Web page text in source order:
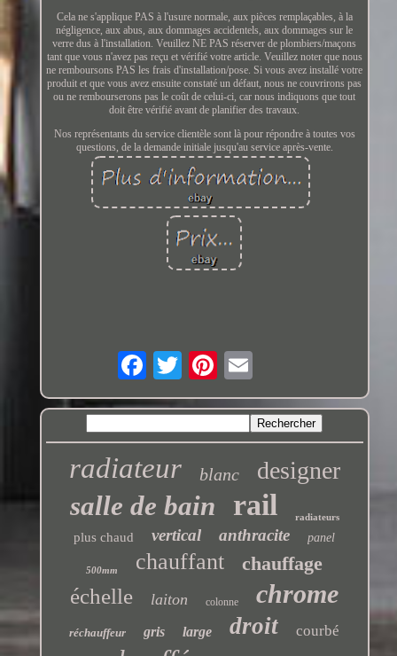
Cela ne s'applique PAS à l'usure normale, aux pièces remplaçables, à la
négligence, aux abus, aux dommages accidentels, aux dommages sur le
verre dus à l'installation. Veuillez NE PAS réserver de plombiers/maçons
tant que vous n'avez pas reçu et vérifié votre article. Veuillez noter que nous
ne remboursons PAS les frais d'installation/pose. Si vous avez installé votre
produit et que vous avez ensuite constaté un défaut, nous ne couvrirons pas
ou ne rembourserons pas le coût de celui-ci, car nous indiquons que tout
doit être vérifié avant de planifier des travaux.
Nos représentants du service clientèle sont là pour répondre à toutes vos
questions, de la demande initiale jusqu'au service après-vente.
radiateur blanc designer
salle de bain rail radiateurs
plus chaud vertical anthracite panel
500mm chauffant chauffage
échelle laiton colonne chrome
réchauffeur gris large droit courbé